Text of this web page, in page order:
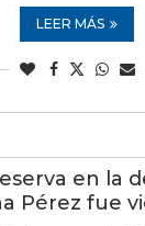
LEER MÁS
en la
Pérez fue